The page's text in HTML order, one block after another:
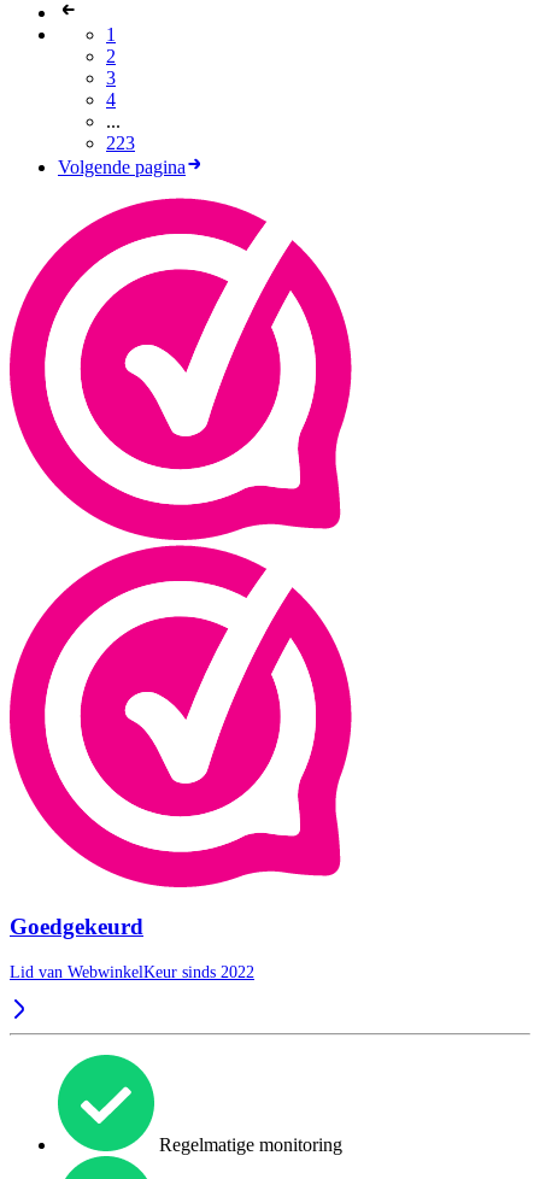
1
2
3
4
...
223
Volgende pagina
Goedgekeurd
Lid van WebwinkelKeur sinds 2022
Regelmatige monitoring